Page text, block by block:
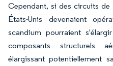
Cependant, si des circuits
États-Unis devenaient
scandium pourraient
composants structurels
élargissant potentiellement